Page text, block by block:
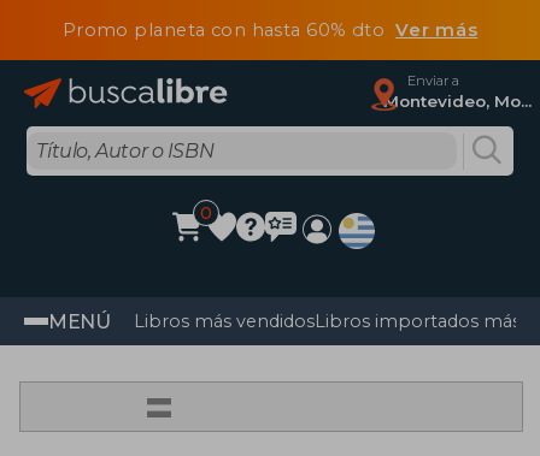
Promo planeta con hasta 60% dtoVer más
Enviar a
Montevideo, Montevideo
0
MENÚ Libros más vendidosLibros importados más
=